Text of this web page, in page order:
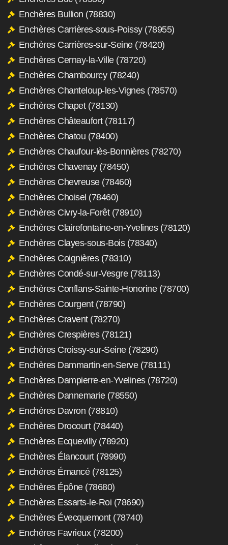
Enchères Bullion (78830)
Enchères Carrières-sous-Poissy (78955)
Enchères Carrières-sur-Seine (78420)
Enchères Cernay-la-Ville (78720)
Enchères Chambourcy (78240)
Enchères Chanteloup-les-Vignes (78570)
Enchères Chapet (78130)
Enchères Châteaufort (78117)
Enchères Chatou (78400)
Enchères Chaufour-lès-Bonnières (78270)
Enchères Chavenay (78450)
Enchères Chevreuse (78460)
Enchères Choisel (78460)
Enchères Civry-la-Forêt (78910)
Enchères Clairefontaine-en-Yvelines (78120)
Enchères Clayes-sous-Bois (78340)
Enchères Coignières (78310)
Enchères Condé-sur-Vesgre (78113)
Enchères Conflans-Sainte-Honorine (78700)
Enchères Courgent (78790)
Enchères Cravent (78270)
Enchères Crespières (78121)
Enchères Croissy-sur-Seine (78290)
Enchères Dammartin-en-Serve (78111)
Enchères Dampierre-en-Yvelines (78720)
Enchères Dannemarie (78550)
Enchères Davron (78810)
Enchères Drocourt (78440)
Enchères Ecquevilly (78920)
Enchères Élancourt (78990)
Enchères Émancé (78125)
Enchères Épône (78680)
Enchères Essarts-le-Roi (78690)
Enchères Évecquemont (78740)
Enchères Favrieux (78200)